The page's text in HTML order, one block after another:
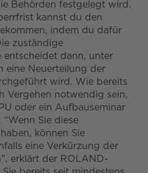
Behörden festgelegt wird.
kannst du den
indem du dafür
zuständige
entscheidet dann, unter
eine Neuerteilung der
wird. Wie bereits
Vergehen notwendig sein,
oder ein Aufbauseminar
Sie diese
können Sie
eine Verkürzung der
erklärt der ROLAND-